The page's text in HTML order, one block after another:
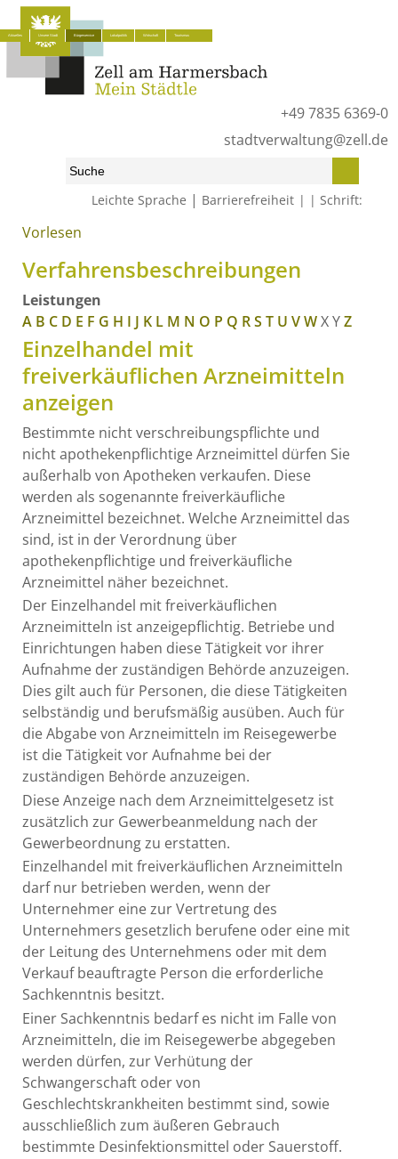
+49 7835 6369-0
stadtverwaltung@zell.de
Leichte Sprache | Barrierefreiheit Schrift:
Aktuelles Unsere Stadt Bürgerservice Lokalpolitik Wirtschaft Tourismus
Start» Bürgerservice »
Vorlesen
Verfahrensbeschreibungen
Leistungen
A B C D E F G H I J K L M N O P Q RS T U VWXYZ
Einzelhandel mit
freiverkäuflichen Arzneimitteln
anzeigen
Bestimmte nicht verschreibungspflichte und
nicht apothekenpflichtige Arzneimittel dürfen Sie
außerhalb von Apotheken verkaufen. Diese
werden als sogenannte freiverkäufliche
Arzneimittel bezeichnet. Welche Arzneimittel das
sind, ist in der Verordnung über
apothekenpflichtige und freiverkäufliche
Arzneimittel näher bezeichnet.
Der Einzelhandel mit freiverkäuflichen
Arzneimitteln ist anzeigepflichtig. Betriebe und
Einrichtungen haben diese Tätigkeit vor ihrer
Aufnahme der zuständigen Behörde anzuzeigen.
Dies gilt auch für Personen, die diese Tätigkeiten
selbständig und berufsmäßig ausüben. Auch für
die Abgabe von Arzneimitteln im Reisegewerbe
ist die Tätigkeit vor Aufnahme bei der
zuständigen Behörde anzuzeigen.
Diese Anzeige nach dem Arzneimittelgesetz ist
zusätzlich zur Gewerbeanmeldung nach der
Gewerbeordnung zu erstatten.
Einzelhandel mit freiverkäuflichen Arzneimitteln
darf nur betrieben werden, wenn der
Unternehmer eine zur Vertretung des
Unternehmers gesetzlich berufene oder eine mit
der Leitung des Unternehmens oder mit dem
Verkauf beauftragte Person die erforderliche
Sachkenntnis besitzt.
Einer Sachkenntnis bedarf es nicht im Falle von
Arzneimitteln, die im Reisegewerbe abgegeben
werden dürfen, zur Verhütung der
Schwangerschaft oder von
Geschlechtskrankheiten bestimmt sind, sowie
ausschließlich zum äußeren Gebrauch
bestimmte Desinfektionsmittel oder Sauerstoff.